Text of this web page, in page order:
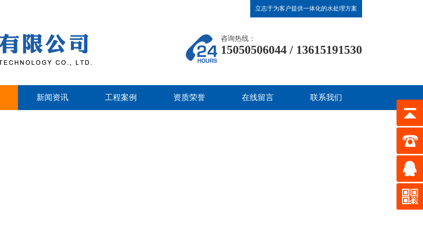
立志于为客户提供一体化的水处理方案
咨询热线：
15050506044 / 13615191530
新闻资讯 工程案例 资质荣誉 在线留言 联系我们